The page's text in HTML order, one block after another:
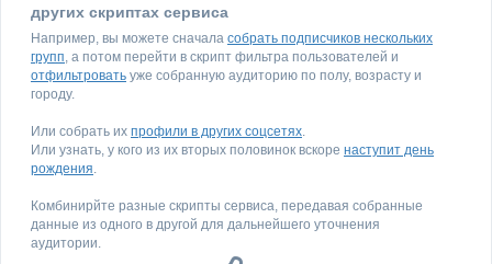
других скриптах сервиса
Например, вы можете сначала собрать подписчиков нескольких
групп, а потом перейти в скрипт фильтра пользователей и
отфильтровать уже собранную аудиторию по полу, возрасту и
городу.
Или собрать их профили в других соцсетях.
Или узнать, у кого из их вторых половинок вскоре наступит день
рождения.
Комбинирйте разные скрипты сервиса, передавая собранные
данные из одного в другой для дальнейшего уточнения
аудитории.